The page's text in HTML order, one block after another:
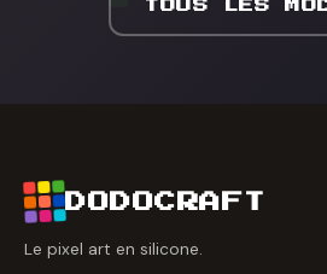
TOUS LES
DODOCRAFT
Le pixel art en silicone.